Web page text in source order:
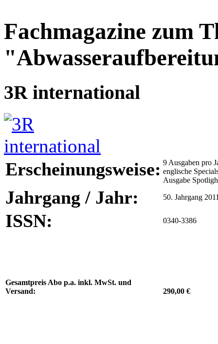
Fachmagazine zum
3R international
Erscheinungsweise: 9 Ausgaben pro
englische
Ausgabe
Jahrgang / Jahr: 50. Jahrgang
ISSN: 0340-3386
Gesamtpreis Abo p.a. inkl. MwSt. und
Versand:
290,00 €